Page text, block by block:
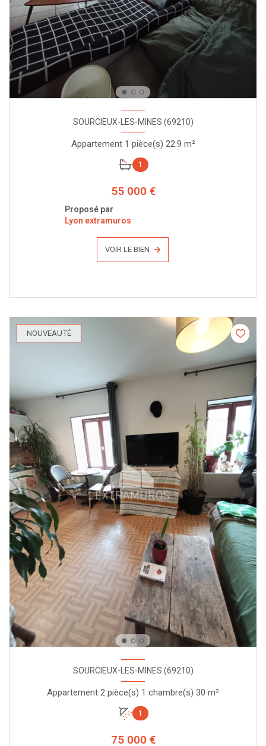
SOURCIEUX-LES-MINES (69210)
Appartement 1 pièce(s) 22.9 m²
1
55 000 €
Proposé par
Lyon extramuros
VOIR LE BIEN
NOUVEAUTÉ
SOURCIEUX-LES-MINES (69210)
Appartement 2 pièce(s) 1 chambre(s) 30 m²
1
75 000 €